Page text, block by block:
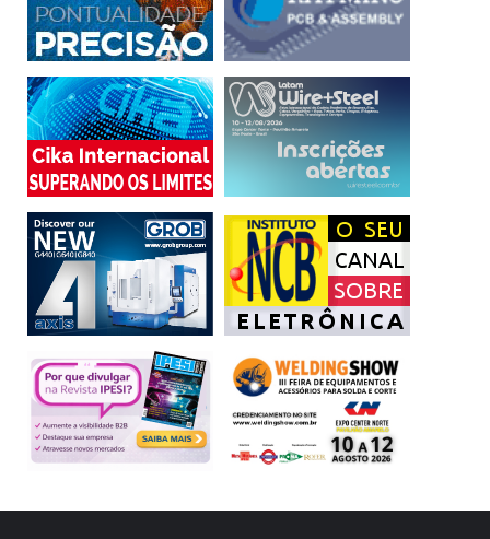
atmosfera. Dados da organização de pesquisas
BloombergNEF apontam o BNDES como o maior
créditos que somam cerca de US$ 35 bilhões no período
de 2004 a 2022. Desde o ano 2000, a instituição financiou
cerca de 70% do aumento de capacidade de geração do
país, correspondentes a 78,8 GW adicionais, dos quais
86% de fontes renováveis.
ArcelorMittal BNDES
Casa dos Ventos complexo eólico
Ventos de Santos Antônio